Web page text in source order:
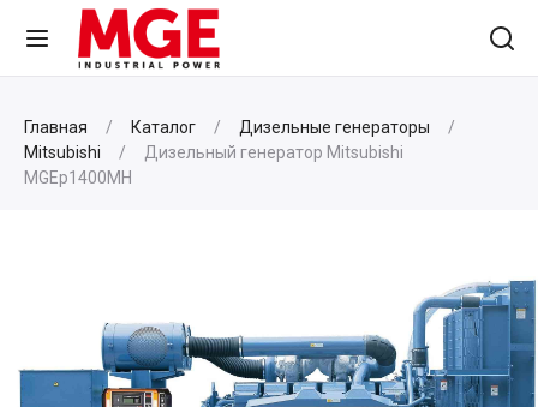
Главная Каталог
Дизельные генераторы
Mitsubishi
Дизельный генератор Mitsubishi
MGEp1400MH